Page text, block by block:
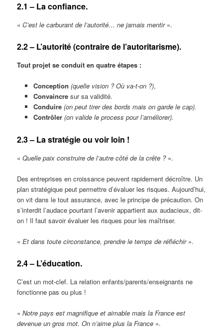
2.1 – La confiance.
«C’est le carburant de l’autorité… ne jamais mentir».
2.2 – L’autorité (contraire de l’autoritarisme).
Tout projet se conduit en quatre étapes :
Conception (quelle vision ? Où va-t-on ?),
Convaincresur sa validité.
Conduire (on peut tirer des bords mais on garde le cap).
Contrôler (on valide le process pour l’améliorer).
2.3 – La stratégie ou voir loin !
«Quelle paix construire de l’autre côté de la crête ? ».
Des entreprises en croissance peuvent rapidement décroître. Un
plan stratégique peut permettre d’évaluer les risques. Aujourd’hui,
on vit dans le tout assurance, avec le principe de précaution. On
s’interdit l’audace pourtant l’avenir appartient aux audacieux, dit-
on ! Il faut savoir évaluer les risques pour les maîtriser.
«Et dans toute circonstance, prendre le temps de réfléchir».
2.4 – L’éducation.
C’est un mot-clef. La relation enfants/parents/enseignants ne
fonctionne pas ou plus !
«Notre pays est magnifique et aimable mais la France est
devenue un gros mot. On n’aime plus la France ».